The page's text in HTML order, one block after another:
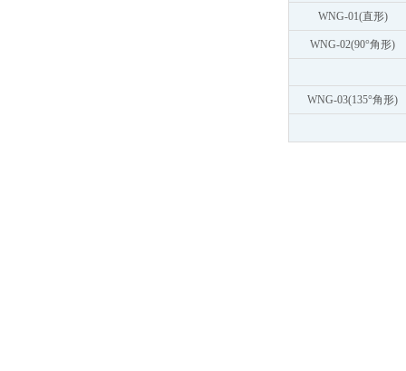
WNG-01(直形)
WNG-02(90°角形)
WNG-03(135°角形)